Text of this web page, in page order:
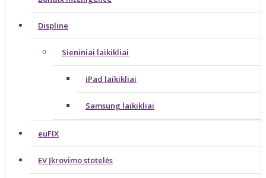
Displine
Sieniniai laikikliai
iPad laikikliai
Samsung laikikliai
euFIX
EV Įkrovimo stotelės